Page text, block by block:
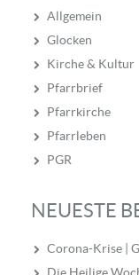
Allgemein
Glocken
Kirche & Kultur
Pfarrbrief
Pfarrkirche
Pfarrleben
PGR
NEUESTE
Corona-Krise |